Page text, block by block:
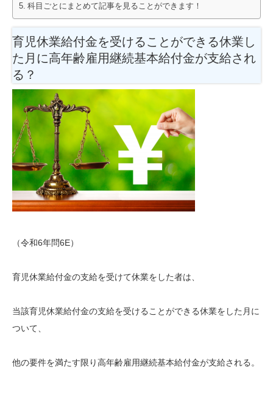
科目ごとにまとめて記事を見ることができます！
育児休業給付金を受けることができる休業し
た月に高年齢雇用継続基本給付金が支給され
る？
（令和6年問6E）
育児休業給付金の支給を受けて休業をした者は、
当該育児休業給付金の支給を受けることができる休業をした月に
ついて、
他の要件を満たす限り高年齢雇用継続基本給付金が支給される。